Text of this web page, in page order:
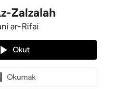
Zalzalah
ar-Rifai
Okut
Okumak